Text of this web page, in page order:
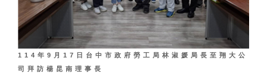
114年9月17日台中市政府勞工局林淑媛局長至翔大公
司拜訪楊昆南理事長